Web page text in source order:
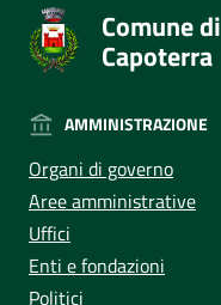
Comune di
Capoterra
AMMINISTRAZIONE
Organi di governo
Aree amministrative
Uffici
Enti e fondazioni
Politici